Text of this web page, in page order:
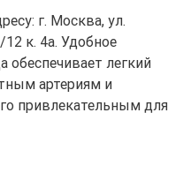
г. Москва, ул.
к. 4а. Удобное
обеспечивает легкий
артериям и
привлекательным для